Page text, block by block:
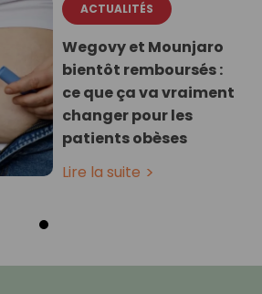
ACTUALITÉS
Wegovy et Mounjaro
bientôt remboursés :
ce que ça va vraiment
changer pour les
patients obèses
Lire la suite